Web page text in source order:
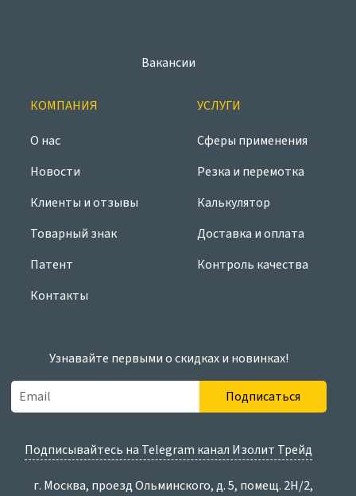
Вакансии
КОМПАНИЯ
О нас
Новости
Клиенты и отзывы
Товарный знак
Патент
Контакты
УСЛУГИ
Сферы применения
Резка и перемотка
Калькулятор
Доставка и оплата
Контроль качества
Узнавайте первыми о скидках и новинках!
Подписаться
Подписывайтесь на Telegram канал Изолит Трейд
г. Москва, проезд Ольминского, д. 5, помещ. 2Н/2,